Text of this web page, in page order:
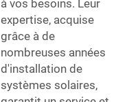
à vos besoins. Leur
expertise, acquise
grâce à de
nombreuses années
d'installation de
systèmes solaires,